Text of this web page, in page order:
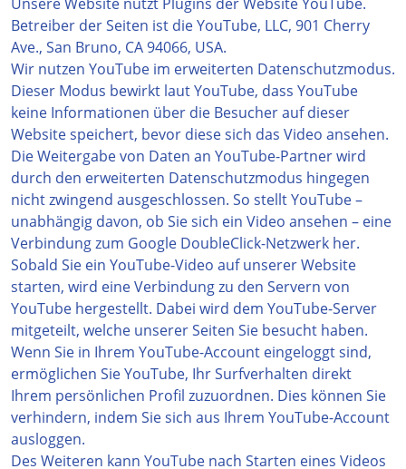
Betreiber der Seiten ist die YouTube, LLC, 901 Cherry
Ave., San Bruno, CA 94066, USA.
Wir nutzen YouTube im erweiterten Datenschutzmodus.
Dieser Modus bewirkt laut YouTube, dass YouTube
keine Informationen über die Besucher auf dieser
Website speichert, bevor diese sich das Video ansehen.
Die Weitergabe von Daten an YouTube-Partner wird
durch den erweiterten Datenschutzmodus hingegen
nicht zwingend ausgeschlossen. So stellt YouTube –
unabhängig davon, ob Sie sich ein Video ansehen – eine
Verbindung zum Google DoubleClick-Netzwerk her.
Sobald Sie ein YouTube-Video auf unserer Website
starten, wird eine Verbindung zu den Servern von
YouTube hergestellt. Dabei wird dem YouTube-Server
mitgeteilt, welche unserer Seiten Sie besucht haben.
Wenn Sie in Ihrem YouTube-Account eingeloggt sind,
ermöglichen Sie YouTube, Ihr Surfverhalten direkt
Ihrem persönlichen Profil zuzuordnen. Dies können Sie
verhindern, indem Sie sich aus Ihrem YouTube-Account
ausloggen.
Des Weiteren kann YouTube nach Starten eines Videos